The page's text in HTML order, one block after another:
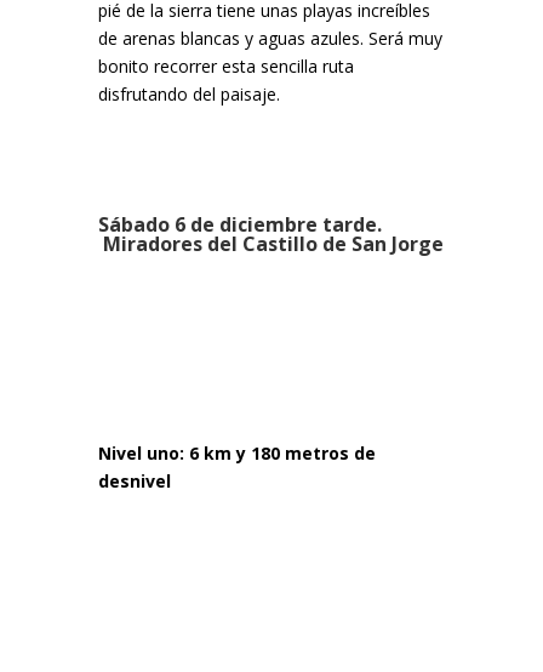
pié de la sierra tiene unas playas increíbles
de arenas blancas y aguas azules. Será muy
bonito recorrer esta sencilla ruta
disfrutando del paisaje.
Sábado 6 de diciembre tarde.
Miradores del Castillo de San Jorge
Nivel uno: 6 km y 180 metros de
desnivel